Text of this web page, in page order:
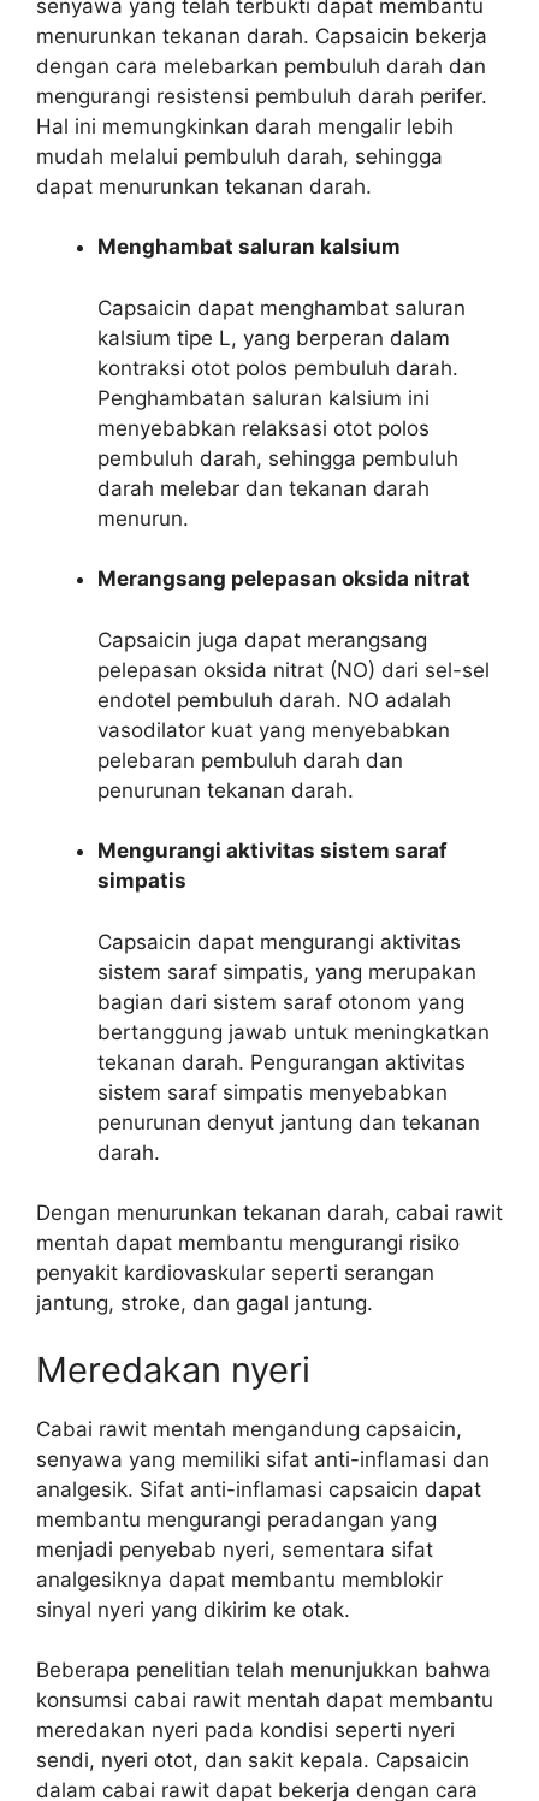
senyawa yang telah terbukti dapat membantu
menurunkan tekanan darah. Capsaicin bekerja
dengan cara melebarkan pembuluh darah dan
mengurangi resistensi pembuluh darah perifer.
Hal ini memungkinkan darah mengalir lebih
mudah melalui pembuluh darah, sehingga
dapat menurunkan tekanan darah.
Menghambat saluran kalsium
Capsaicin dapat menghambat saluran
kalsium tipe L, yang berperan dalam
kontraksi otot polos pembuluh darah.
Penghambatan saluran kalsium ini
menyebabkan relaksasi otot polos
pembuluh darah, sehingga pembuluh
darah melebar dan tekanan darah
menurun.
Merangsang pelepasan oksida nitrat
Capsaicin juga dapat merangsang
pelepasan oksida nitrat (NO) dari sel-sel
endotel pembuluh darah. NO adalah
vasodilator kuat yang menyebabkan
pelebaran pembuluh darah dan
penurunan tekanan darah.
Mengurangi aktivitas sistem saraf
simpatis
Capsaicin dapat mengurangi aktivitas
sistem saraf simpatis, yang merupakan
bagian dari sistem saraf otonom yang
bertanggung jawab untuk meningkatkan
tekanan darah. Pengurangan aktivitas
sistem saraf simpatis menyebabkan
penurunan denyut jantung dan tekanan
darah.
Dengan menurunkan tekanan darah, cabai rawit
mentah dapat membantu mengurangi risiko
penyakit kardiovaskular seperti serangan
jantung, stroke, dan gagal jantung.
Meredakan nyeri
Cabai rawit mentah mengandung capsaicin,
senyawa yang memiliki sifat anti-inflamasi dan
analgesik. Sifat anti-inflamasi capsaicin dapat
membantu mengurangi peradangan yang
menjadi penyebab nyeri, sementara sifat
analgesiknya dapat membantu memblokir
sinyal nyeri yang dikirim ke otak.
Beberapa penelitian telah menunjukkan bahwa
konsumsi cabai rawit mentah dapat membantu
meredakan nyeri pada kondisi seperti nyeri
sendi, nyeri otot, dan sakit kepala. Capsaicin
dalam cabai rawit dapat bekerja dengan cara